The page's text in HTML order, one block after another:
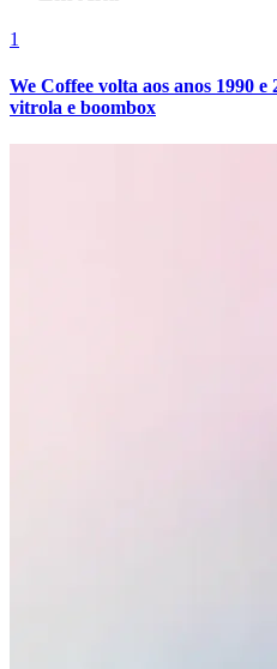
1
We Coffee volta aos anos 1990
vitrola e boombox